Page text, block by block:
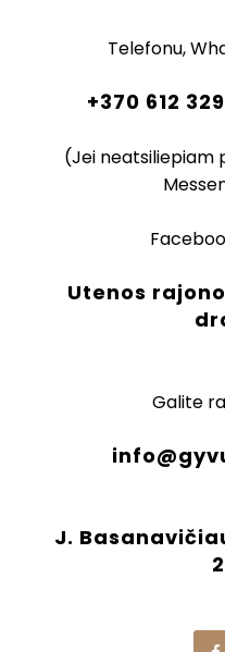
Telefonu,
+370 612
(Jei neatsiliepiam
Utenos
Galite
J.